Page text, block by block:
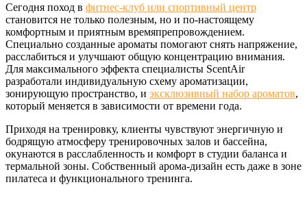
Сегодня поход в фитнес-клуб или спортивный центр
становится не только полезным, но и по-настоящему
комфортным и приятным времяпрепровождением.
Специально созданные ароматы помогают снять напряжение,
расслабиться и улучшают общую концентрацию внимания.
Для максимального эффекта специалисты ScentAir
разработали индивидуальную схему ароматизации,
зонирующую пространство, и эксклюзивный набор ароматов,
который меняется в зависимости от времени года.
Приходя на тренировку, клиенты чувствуют энергичную и
бодрящую атмосферу тренировочных залов и бассейна,
окунаются в расслабленность и комфорт в студии баланса и
термальной зоны. Собственный арома-дизайн есть даже в зоне
пилатеса и функционального тренинга.